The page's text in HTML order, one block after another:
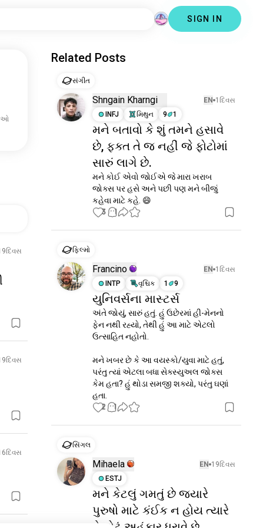
SIGN IN
Related Posts
સંગીત
Shngain Kharngi EN 1દિવસ
INFJ
મિથુન 9 1
મને બતાવો કે શું તમને હસાવે
છે, ફક્ત તે જ નહીં જે ફોટોમાં
સારું લાગે છે.
મને કોઈ એવો જોઈએ જે મારા ખરાબ
જોક્સ પર હસે અને પછી પણ મને બીજું
કહેવા માટે કહે. 😄
3 1
ફિલ્મો
Francino EN 1દિવસ
INTP
વૃશ્ચિક 1 9
યુનિવર્સના માસ્ટર્સ
અંતે જોયું, સારું હતું. હું ઉછેરમાં હી-મેનનો
ફેન નથી રહ્યો, તેથી હું આ માટે એટલો
ઉત્સાહિત નહોતો.
મને ખબર છે કે આ વયસ્કો/યુવા માટે હતું,
પરંતુ ત્યાં એટલા બધા સેક્સ્યુઅલ જોક્સ
કેમ હતા? હું થોડા સમજી શક્યો, પરંતુ ઘણાં
હતા.
2 1
સિંગલ
Mihaela EN 19દિવસ
ESTJ
મને કેટલું ગમતું છે જ્યારે
પુરુષો માટે કંઈક ન હોય ત્યારે